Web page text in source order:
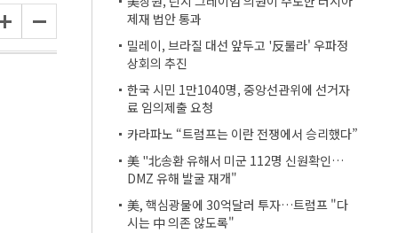
제재 법안 통과
밀레이, 브라질 대선 앞두고 '反룰라' 우파정
상회의 추진
한국 시민 1만1040명, 중앙선관위에 선거자
료 임의제출 요청
카라파노 “트럼프는 이란 전쟁에서 승리했다”
美 "北송환 유해서 미군 112명 신원확인…
DMZ 유해 발굴 재개"
美, 핵심광물에 30억달러 투자…트럼프 "다
시는 中 의존 않도록"